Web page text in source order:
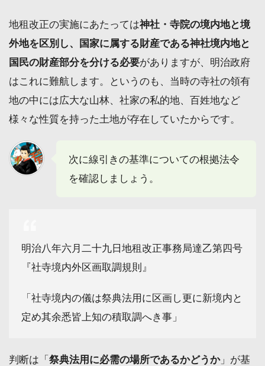
地租改正の実施にあたっては神社・寺院の境内地と境
外地を区別し、国家に属する財産である神社境内地と
国民の財産部分を分ける必要がありますが、明治政府
はこれに難航します。というのも、当時の寺社の領有
地の中には広大な山林、社家の私的地、百姓地など
様々な性質を持った土地が存在していたからです。
次に線引きの基準についての根拠法令
を確認しましょう。
明治八年六月二十九日地租改正事務局達乙第四号
『社寺境内外区画取調規則』
「社寺境内の儀は祭典法用に区画し更に新境内と
定め其余悉皆上知の積取調へき事」
判断は「 祭典法用に必需の場所であるかどうか」が基